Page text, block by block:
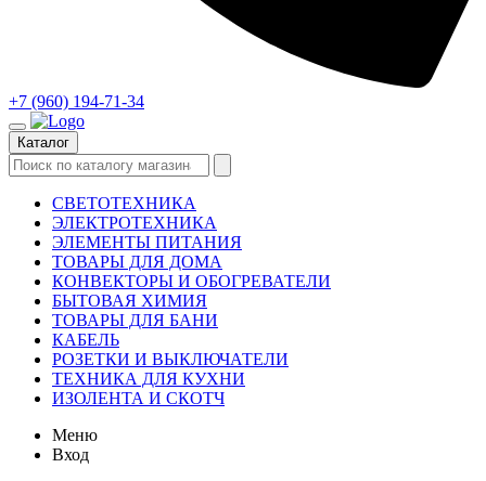
+7 (960) 194-71-34
Каталог
СВЕТОТЕХНИКА
ЭЛЕКТРОТЕХНИКА
ЭЛЕМЕНТЫ ПИТАНИЯ
ТОВАРЫ ДЛЯ ДОМА
КОНВЕКТОРЫ И ОБОГРЕВАТЕЛИ
БЫТОВАЯ ХИМИЯ
ТОВАРЫ ДЛЯ БАНИ
КАБЕЛЬ
РОЗЕТКИ И ВЫКЛЮЧАТЕЛИ
ТЕХНИКА ДЛЯ КУХНИ
ИЗОЛЕНТА И СКОТЧ
Меню
Вход